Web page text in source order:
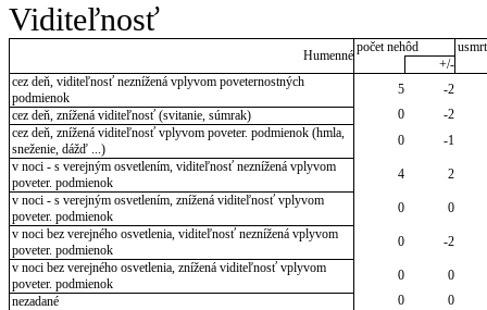
Viditeľnosť
Humenné
počet nehôd
+/-
cez deň, viditeľnosť neznížená vplyvom poveternostných
podmienok
5
-2
cez deň, znížená viditeľnosť (svitanie, súmrak)
0
-2
cez deň, znížená viditeľnosť vplyvom poveter. podmienok (hmla,
sneženie, dážď ...)
0
-1
v noci - s verejným osvetlením, viditeľnosť neznížená vplyvom
poveter. podmienok
4
2
v noci - s verejným osvetlením, znížená viditeľnosť vplyvom
poveter. podmienok
0
0
v noci bez verejného osvetlenia, viditeľnosť neznížená vplyvom
poveter. podmienok
0
-2
v noci bez verejného osvetlenia, znížená viditeľnosť vplyvom
poveter. podmienok
0
0
nezadané
0 0